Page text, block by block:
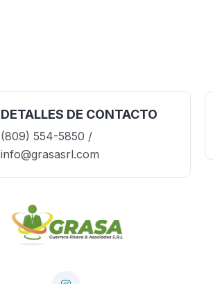
DETALLES DE CONTACTO
(809) 554-5850 /
info@grasasrl.com